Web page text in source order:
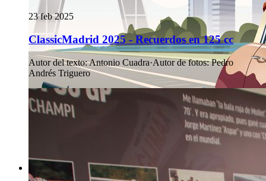
23 feb 2025
ClassicMadrid 2025 - Recuerdos en 125 cc
Autor del texto:Antonio Cuadra·Autor de fotos: Pedro
Andrés Triguero